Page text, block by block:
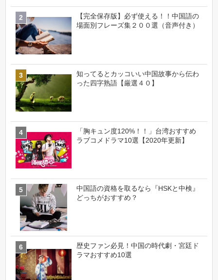
【完全保存版】必ず使える！！中国語の
場面別フレーズ集２００選（音声付き）
知ってるとカッコいい中国故事から伝わ
った四字熟語【厳選４０】
「胸キュン度120%！！」台湾おすすめ
ラブコメドラマ10選【2020年更新】
中国語の資格を取るなら『HSKと中検』
どっちがおすすめ？
歴史ファン必見！中国の時代劇・宮廷ド
ラマおすすめ10選